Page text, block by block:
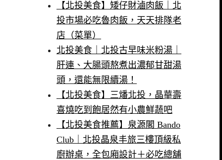
【北投美食】矮仔財滷肉飯｜北
投市場必吃魯肉飯，天天排隊老
店（菜單）
北投美食｜北投古早味米粉湯｜
肝連、大腸頭熬煮出濃郁甘甜湯
頭，還能無限續湯！
【北投美食】三燔北投，晶華壽
喜燒吃到飽居然有小農鮮蔬吧
【北投美食推薦】泉源閣 Bando
Club｜北投晶泉丰旅三樓頂級私
廚辦桌，全包廂設計＋必吃總舖